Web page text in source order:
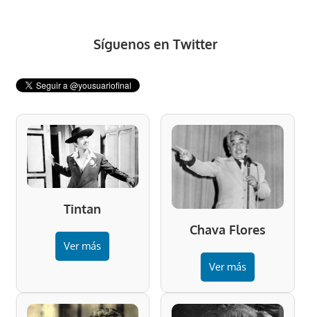
Síguenos en Twitter
Tintan
Ver más
Chava Flores
Ver más